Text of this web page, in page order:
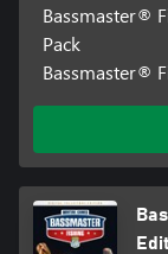
Bassmaster®
Pack
Bassmaster®